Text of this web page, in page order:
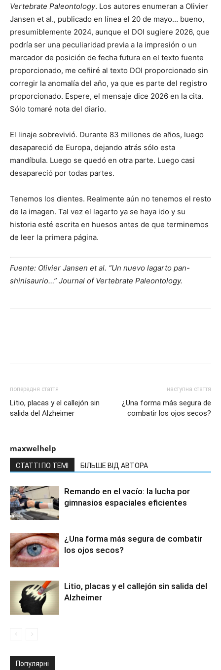
Vertebrate Paleontology. Los autores enumeran a Olivier
Jansen et al., publicado en línea el 20 de mayo… bueno,
presumiblemente 2024, aunque el DOI sugiere 2026, que
podría ser una peculiaridad previa a la impresión o un
marcador de posición de fecha futura en el texto fuente
proporcionado, me ceñiré al texto DOI proporcionado sin
corregir la anomalía del año, ya que es parte del registro
proporcionado. Espere, el mensaje dice 2026 en la cita.
Sólo tomaré nota del diario.
El linaje sobrevivió. Durante 83 millones de años, luego
desapareció de Europa, dejando atrás sólo esta
mandíbula. Luego se quedó en otra parte. Luego casi
desapareció por todas partes.
Tenemos los dientes. Realmente aún no tenemos el resto
de la imagen. Tal vez el lagarto ya se haya ido y su
historia esté escrita en huesos antes de que terminemos
de leer la primera página.
Fuente: Olivier Jansen et al. “Un nuevo lagarto pan-
shinisaurio…” Journal of Vertebrate Paleontology.
попередня стаття
Litio, placas y el callejón sin
salida del Alzheimer
наступна стаття
¿Una forma más segura de
combatir los ojos secos?
maxwelhelp
СТАТТІ ПО ТЕМІ БІЛЬШЕ ВІД АВТОРА
Remando en el vacío: la lucha por
gimnasios espaciales eficientes
¿Una forma más segura de combatir
los ojos secos?
Litio, placas y el callejón sin salida del
Alzheimer
Популярні